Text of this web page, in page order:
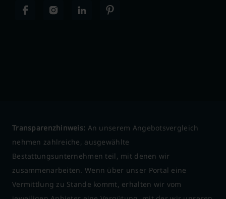
Transparenzhinweis: An unserem Angebotsvergleich
nehmen zahlreiche, ausgewählte
Bestattungsunternehmen teil, mit denen wir
zusammenarbeiten. Wenn über unser Portal eine
Vermittlung zu Stande kommt, erhalten wir vom